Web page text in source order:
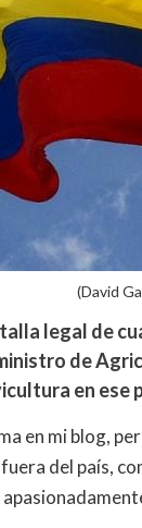
(David
legal de
de
en ese
en mi blog,
del país,